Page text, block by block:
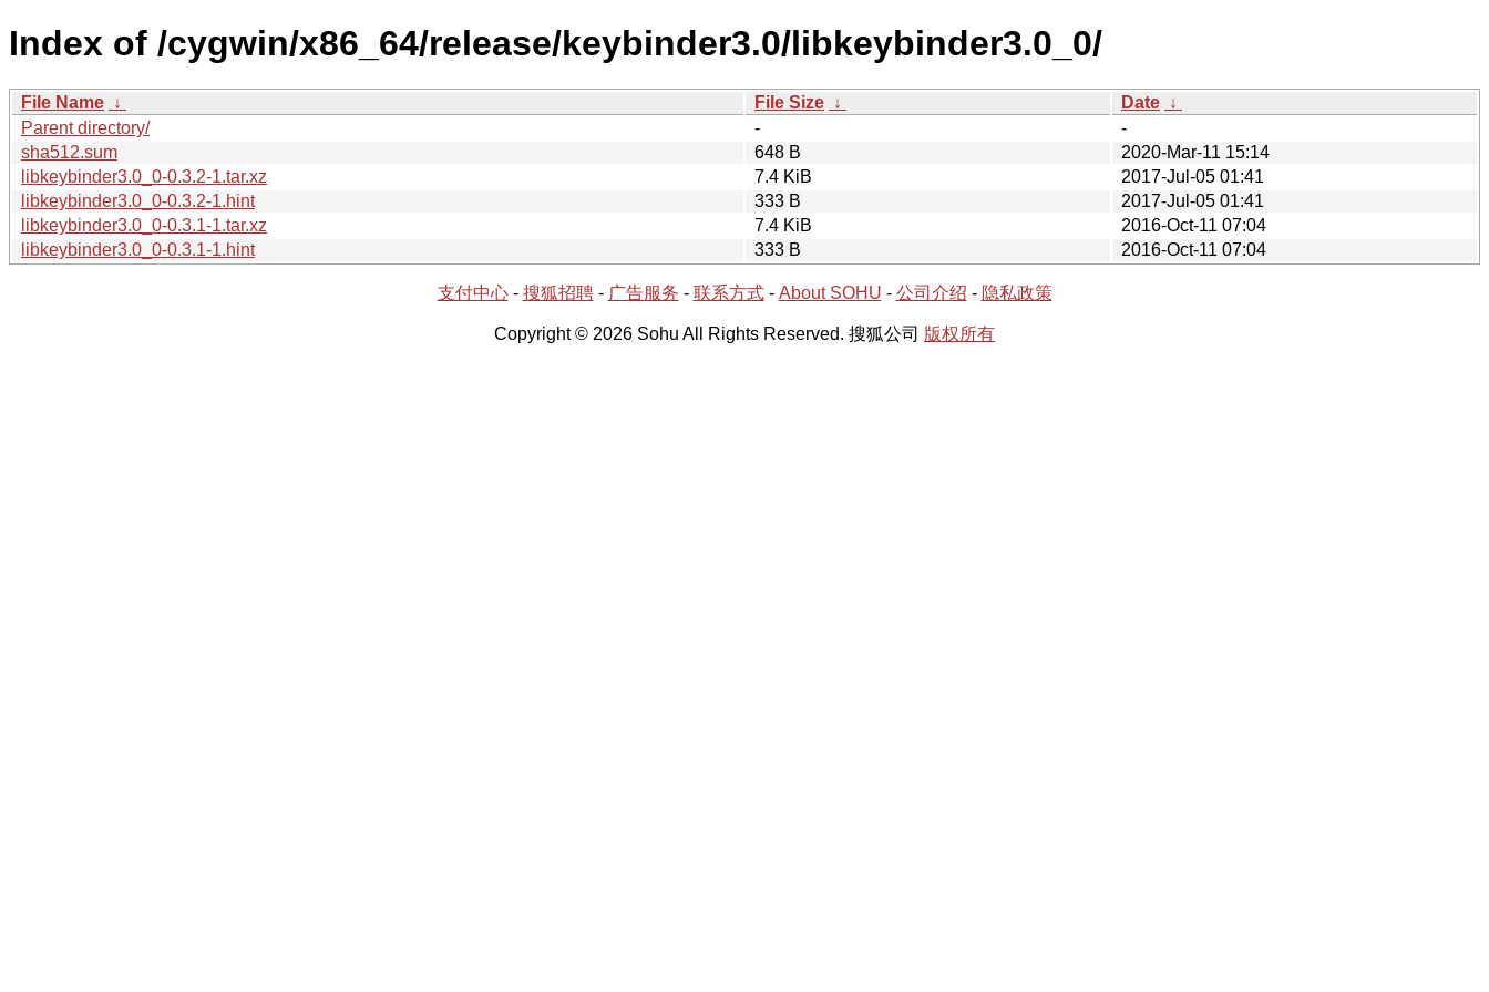
Index of /cygwin/x86_64/release/keybinder3.0/libkeybinder3.0_0/
File Name ↓ File Size ↓ Date ↓
Parent directory/
-
-
sha512.sum
648 B
2020-Mar-11 15:14
libkeybinder3.0_0-0.3.2-1.tar.xz
7.4 KiB
2017-Jul-05 01:41
libkeybinder3.0_0-0.3.2-1.hint
333 B
2017-Jul-05 01:41
libkeybinder3.0_0-0.3.1-1.tar.xz
7.4 KiB
2016-Oct-11 07:04
libkeybinder3.0_0-0.3.1-1.hint
333 B 2016-Oct-11 07:04
支付中心- 搜狐招聘- 广告服务 - 联系方式- About SOHU - 公司介绍 - 隐私政策
Copyright © 2026 Sohu All Rights Reserved. 搜狐公司 版权所有